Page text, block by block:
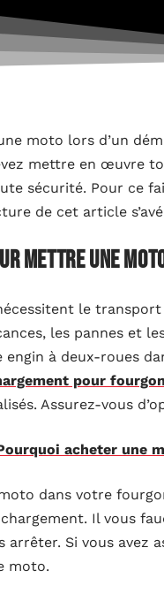
moto lors d’un
mettre en œuvre
sécurité. Pour ce
de cet article
mettre une
le
les pannes et
à deux-roues
pour fourgon
Assurez-vous
acheter une
dans votre
Il vous
arrêter. Si vous avez
moto.